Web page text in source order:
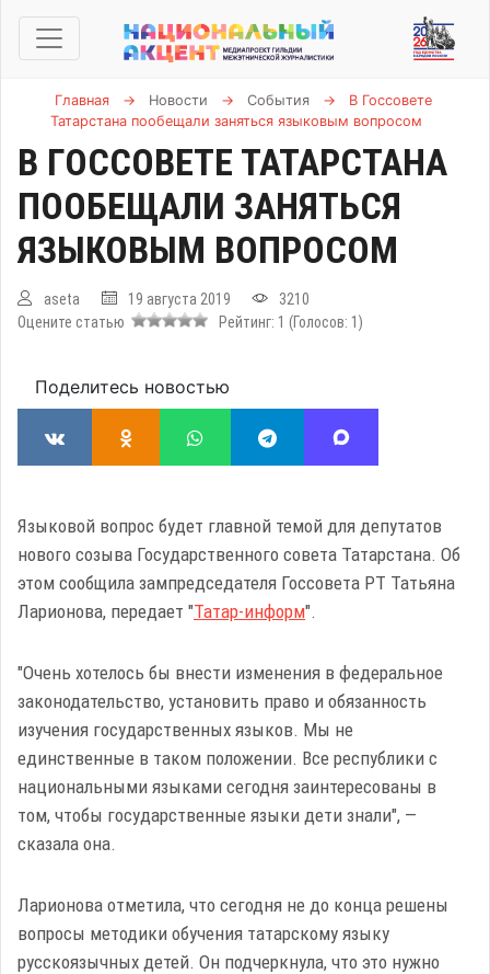
Главная → Новости → События →
В Госсовете
Татарстана пообещали заняться языковым вопросом
В ГОССОВЕТЕ ТАТАРСТАНА
ПООБЕЩАЛИ ЗАНЯТЬСЯ
ЯЗЫКОВЫМ ВОПРОСОМ
aseta 19 августа 2019
3210
Оцените статью
Рейтинг: 1 (Голосов: 1 )
Поделитесь новостью
Языковой вопрос будет главной темой для депутатов
нового созыва Государственного совета Татарстана. Об
этом сообщила зампредседателя Госсовета РТ Татьяна
Ларионова, передает "Татар-информ".
"Очень хотелось бы внести изменения в федеральное
законодательство, установить право и обязанность
изучения государственных языков. Мы не
единственные в таком положении. Все республики с
национальными языками сегодня заинтересованы в
том, чтобы государственные языки дети знали", —
сказала она.
Ларионова отметила, что сегодня не до конца решены
вопросы методики обучения татарскому языку
русскоязычных детей. Он подчеркнула, что это нужно